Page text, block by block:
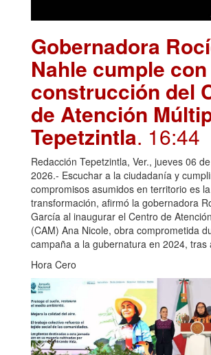
Gobernadora
Nahle cumple
construcción del
de Atención
Tepetzintla. 16:44
Redacción Tepetzintla, Ver., jueves 06
2026.- Escuchar a la ciudadanía y
compromisos asumidos en territorio es
transformación, afirmó la gobernadora
García al inaugurar el Centro de
(CAM) Ana Nicole, obra comprometida
campaña a la gubernatura en 2024, tras
Hora Cero